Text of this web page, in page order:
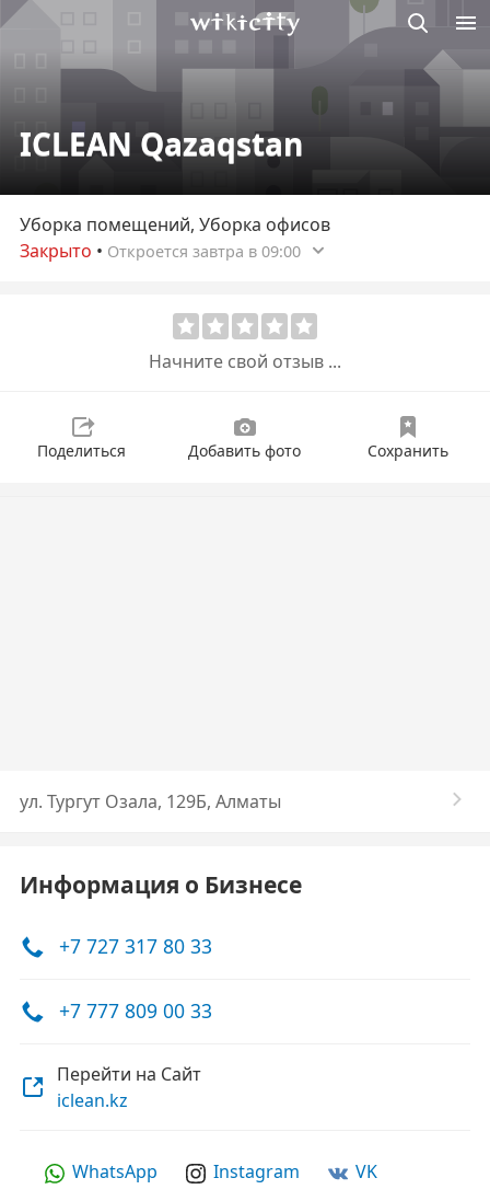
ICLEAN Qazaqstan
Уборка помещений, Уборка офисов
Закрыто • Откроется завтра в 09:00
Начните свой отзыв ...
Поделиться Добавить фото Сохранить
ул. Тургут Озала, 129Б, Алматы
Информация о Бизнесе
+7 727 317 80 33
+7 777 809 00 33
Перейти на Сайт
iclean.kz
WhatsApp Instagram VK